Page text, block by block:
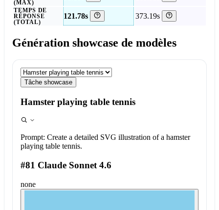
(MAX)
TEMPS DE
RÉPONSE
(TOTAL)
121.78s 373.19s
Génération showcase de modèles
Tâche showcase
Hamster playing table tennis
Prompt: Create a detailed SVG illustration of a hamster
playing table tennis.
#81 Claude Sonnet 4.6
none